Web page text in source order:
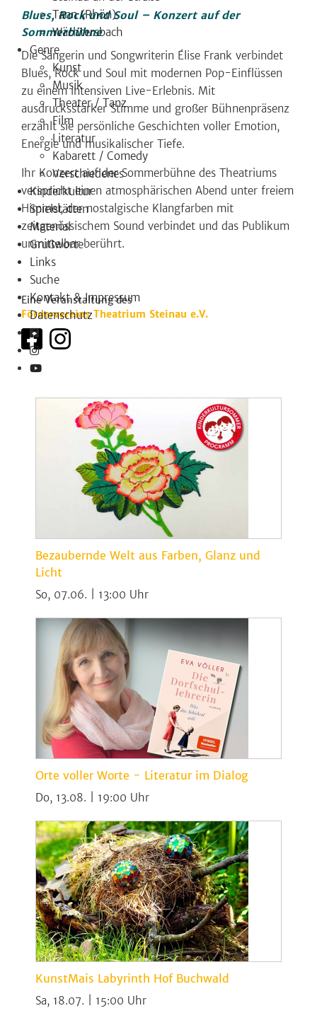
Tann (Rhön)
Wächtersbach
Genre
Kunst
Musik
Theater / Tanz
Film
Literatur
Kabarett / Comedy
Verschiedenes
Kinderkultur
Spielstätten
Material
Grußworte
Links
Suche
Kontakt & Impressum
Datenschutz
Blues, Rock und Soul – Konzert auf der
Sommerbühne
Die Sängerin und Songwriterin Élise Frank verbindet
Blues, Rock und Soul mit modernen Pop-Einflüssen
zu einem intensiven Live-Erlebnis. Mit
ausdrucksstarker Stimme und großer Bühnenpräsenz
erzählt sie persönliche Geschichten voller Emotion,
Energie und musikalischer Tiefe.
Ihr Konzert auf der Sommerbühne des Theatriums
verspricht einen atmosphärischen Abend unter freiem
Himmel, der nostalgische Klangfarben mit
zeitgenössischem Sound verbindet und das Publikum
unmittelbar berührt.
Eine Veranstaltung des
Fördervereins Theatrium Steinau e.V.
Bezaubernde Welt aus Farben, Glanz und
Licht
So, 07.06. | 13:00
Orte voller Worte - Literatur im Dialog
Do, 13.08. | 19:00
KunstMais Labyrinth Hof Buchwald
Sa, 18.07. | 15:00